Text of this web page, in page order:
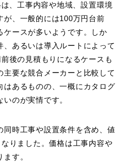
、工事内容や地域、設置環境
が、一般的には100万円台前
ケースが多いようです。しか
、あるいは導入ルートによって
後の見積もりになるケースも
要な競合メーカーと比較して
はあるものの、一概にカタログ
のが実情です。
同時工事や設置条件を含め、値
りました。価格は工事内容や
す。